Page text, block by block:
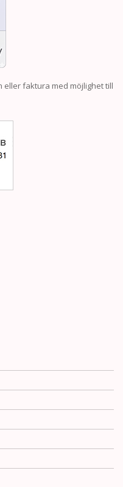
eller faktura med möjlighet till